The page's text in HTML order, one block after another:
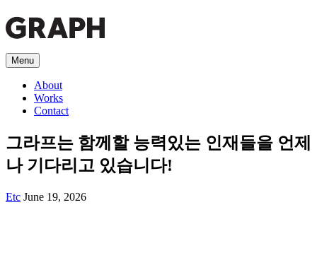
Menu
About
Works
Contact
그라프는 함께할 능력있는 인재들을 언제
나 기다리고 있습니다!
Etc June 19, 2026